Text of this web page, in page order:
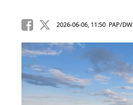
2026-06-06, 11:50 PAP/DW